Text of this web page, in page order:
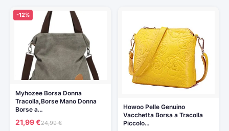
-12%
Myhozee Borsa Donna
Tracolla,Borse Mano Donna
Borse a…
21,99 €24,99 €
Howoo Pelle Genuino
Vacchetta Borsa a Tracolla
Piccolo…